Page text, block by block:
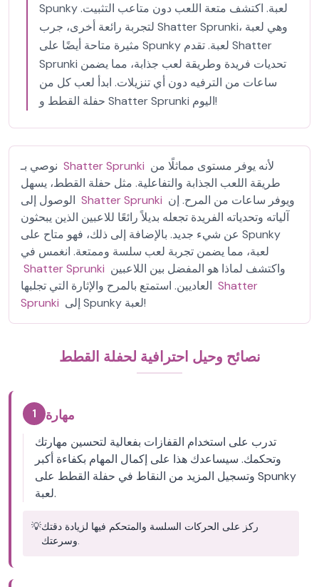
Spunky لعبة. اكتشف متعة اللعب دون متاعب التثبيت.
لتجربة رائعة أخرى، جرب Shatter Sprunki، وهي لعبة
مثيرة متاحة أيضًا على Spunky لعبة. تقدم Shatter
Sprunki تحديات فريدة وطريقة لعب جذابة، مما يضمن
ساعات من الترفيه دون أي تنزيلات. ابدأ لعب كل من
حفلة القطط و Shatter Sprunki اليوم!
Shatter Sprunki
طريقة اللعب الجذابة والتفاعلية. مثل حفلة القطط، يسهل
Shatter Sprunki
آلياته وتحدياته الفريدة تجعله بديلاً رائعًا للاعبين الذين يبحثون
عن شيء جديد. بالإضافة إلى ذلك، فهو متاح على Spunky
لعبة، مما يضمن تجربة لعب سلسة وممتعة. انغمس في
Shatter Sprunki
Shatter
Sprunki
إلى Spunky لعبة!
نصائح وحيل احترافية لحفلة القطط
1 مهارة
تدرب على استخدام القفازات بفعالية لتحسين مهارتك
وتحكمك. سيساعدك هذا على إكمال المهام بكفاءة أكبر
وتسجيل المزيد من النقاط في حفلة القطط على Spunky
لعبة.
💡ركز على الحركات السلسة والمتحكم فيها لزيادة دقتك
وسرعتك.